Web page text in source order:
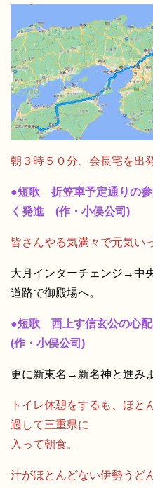
朝３時５０分、会長宅を出発
●短歌 折笠車予定通りの
く発進 (作・小俣公司)
皆さんやる気満々で元気い
大月インターチェンジ→中
道路で御殿場へ。
●短歌 西上す信玄公の心
(作・小俣公司)
更に新東名→新名神と進みま
トイレ休憩をするも、ほと
過して三重県に
入って朝食。
汁がほとんどない伊勢うど